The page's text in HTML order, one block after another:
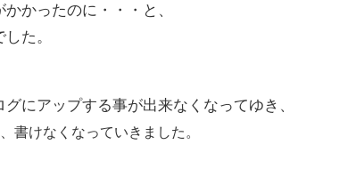
かったのに・・・と、
た。
にアップする事が出来なくなってゆき、
書けなくなっていきました。